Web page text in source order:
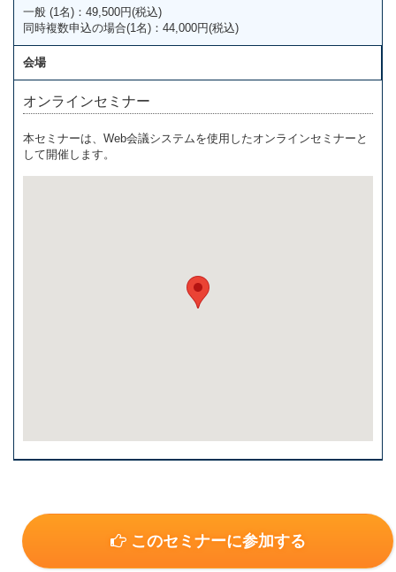
一般 (1名)：49,500円(税込)
同時複数申込の場合(1名)：44,000円(税込)
会場
オンラインセミナー
本セミナーは、Web会議システムを使用したオンラインセミナーと
して開催します。
このセミナーに参加する